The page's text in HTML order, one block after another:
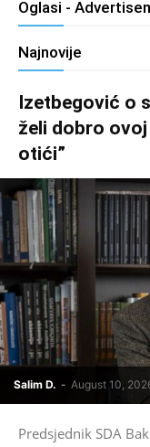
Oglasi -
Najnovije
Izetbegović o
želi dobro
otići”
Salim D. - August 10,
Predsjednik SDA